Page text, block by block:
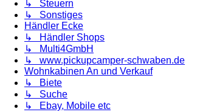
↳ Steuern
↳ Sonstiges
Händler Ecke
↳ Händler Shops
↳ Multi4GmbH
↳ www.pickupcamper-schwaben.de
Wohnkabinen An und Verkauf
↳ Biete
↳ Suche
↳ Ebay, Mobile etc